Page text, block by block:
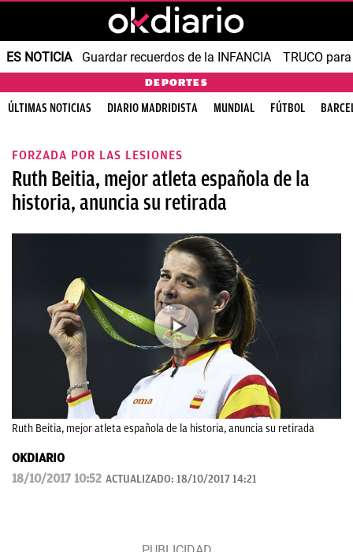
ES NOTICIA Guardar recuerdos de la INFANCIA TRUCO
DEPORTES
ÚLTIMAS NOTICIAS DIARIO MADRIDISTA MUNDIAL FÚTBOL
FORZADA POR LAS LESIONES
Ruth Beitia, mejor atleta española de la
historia, anuncia su retirada
Ruth Beitia, mejor atleta española de la historia, anuncia su retirada
OKDIARIO
18/10/2017 10:52 ACTUALIZADO: 18/10/2017 14:21